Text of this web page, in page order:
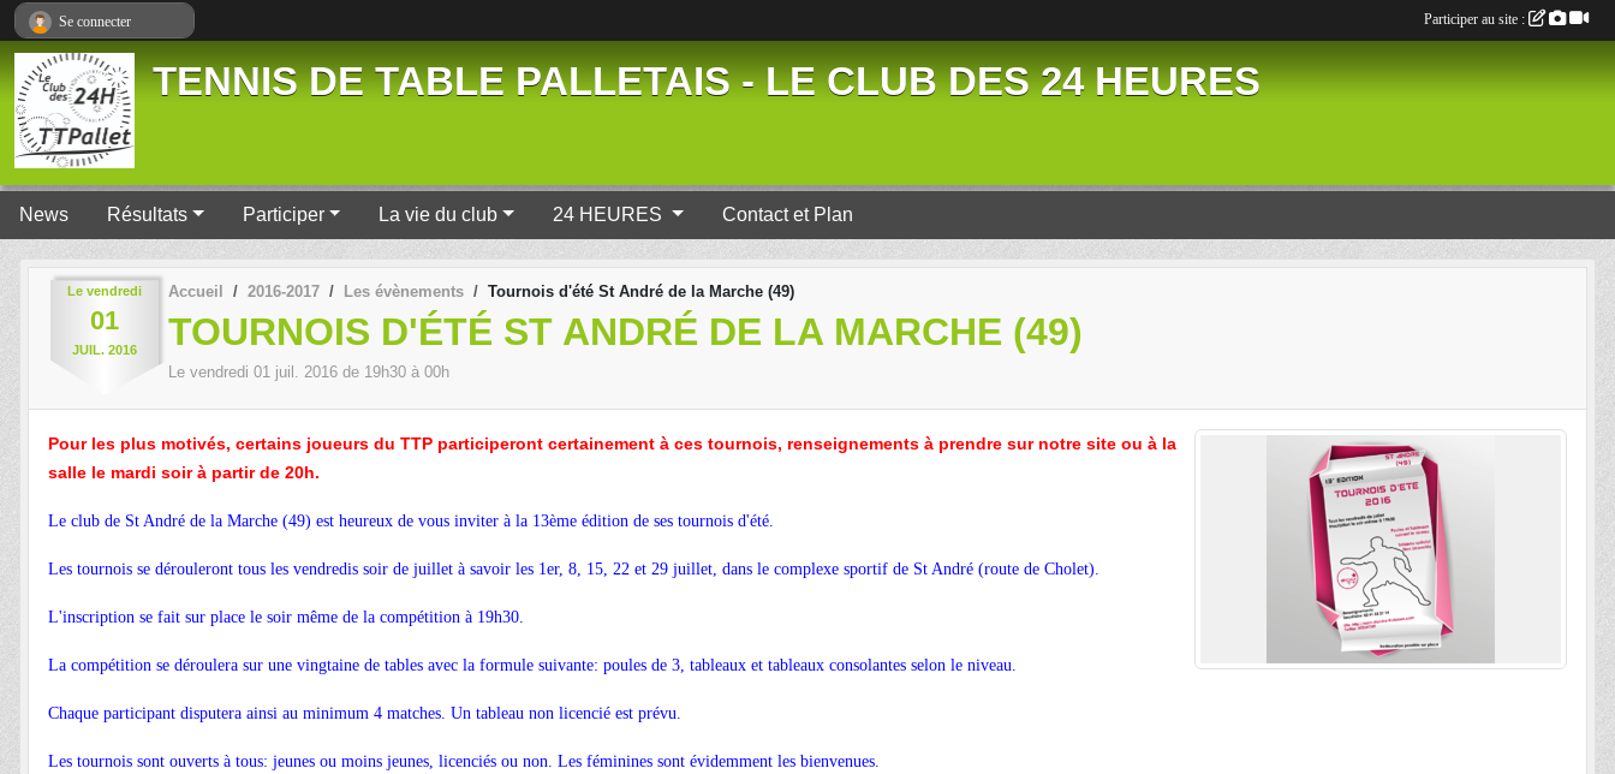
TENNIS DE TABLE PALLETAIS - LE CLUB DES 24 HEURES
News Résultats Participer La vie du club 24 HEURES Contact et Plan
Le vendredi
01
JUIL. 2016
Accueil 2016-2017 Les évènements Tournois d'été St André de la Marche (49)
TOURNOIS D'ÉTÉ ST ANDRÉ DE LA MARCHE (49)
Le vendredi 01 juil. 2016 de 19h30 à 00h
Pour les plus motivés, certains joueurs du TTP participeront certainement à ces tournois, renseignements à prendre sur notre site ou à la
salle le mardi soir à partir de 20h.
Le club de St André de la Marche (49) est heureux de vous inviter à la 13ème édition de ses tournois d'été.
Les tournois se dérouleront tous les vendredis soir de juillet à savoir les 1er, 8, 15, 22 et 29 juillet, dans le complexe sportif de St André (route de Cholet).
L'inscription se fait sur place le soir même de la compétition à 19h30.
La compétition se déroulera sur une vingtaine de tables avec la formule suivante: poules de 3, tableaux et tableaux consolantes selon le niveau.
Chaque participant disputera ainsi au minimum 4 matches. Un tableau non licencié est prévu.
Les tournois sont ouverts à tous: jeunes ou moins jeunes, licenciés ou non. Les féminines sont évidemment les bienvenues.
Se connecter Participer au site :
Panneau de gestion des cookies